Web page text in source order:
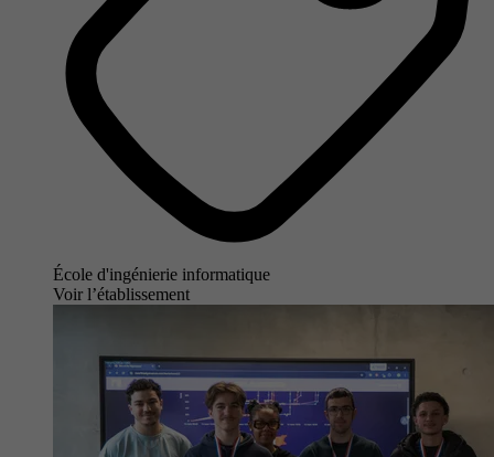
École d'ingénierie informatique
Voir l’établissement